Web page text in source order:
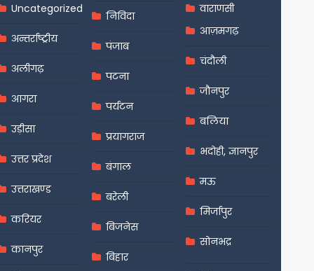
Uncategorized
अन्तर्राष्ट्रीय
अलीगढ़
आगरा
उड़ीसा
उत्तर प्रदेश
उत्तराखण्ड
करियर
कानपुर
निविदा
पंजाब
पटना
पर्यटन
प्रयागराज
बंगाल
बरेली
बिजनेस
बिहार
वाराणसी
आज़मगढ़
चंदौली
जौनपुर
बलिया
भदोही, ज्ञानपुर
मऊ
मिर्जापुर
सोनभद्र